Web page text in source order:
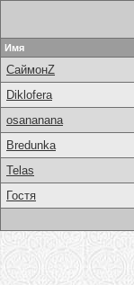
Имя
СаймонZ
Diklofera
osananana
Bredunka
Telas
Гостя